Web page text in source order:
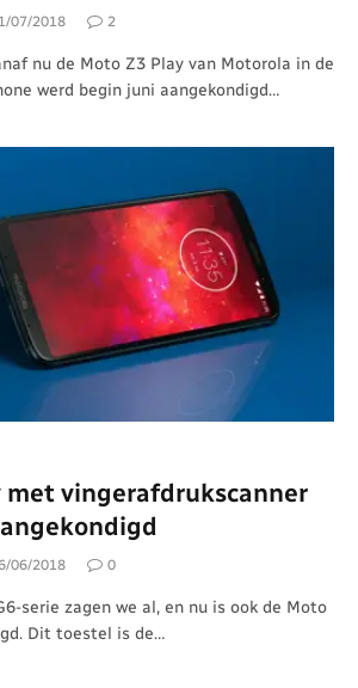
07/2018 2
nu de Moto Z3 Play van Motorola in de
werd begin juni aangekondigd…
met vingerafdrukscanner
06/2018 0
serie zagen we al, en nu is ook de Moto
Dit toestel is de…